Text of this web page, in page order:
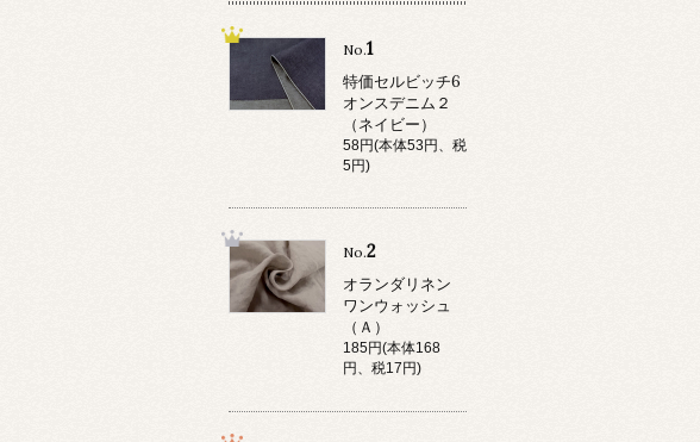
No.1
特価セルビッチ6
オンスデニム２
（ネイビー）
58円(本体53円、税
5円)
No.2
オランダリネン
ワンウォッシュ
（Ａ）
185円(本体168
円、税17円)